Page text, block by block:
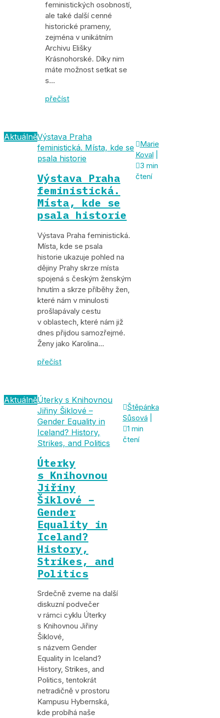
feministických osobností,
ale také další cenné
historické prameny,
zejména v unikátním
Archivu Elišky
Krásnohorské. Díky nim
máte možnost setkat se
s…
přečíst
AktuálněVýstava Praha
feministická. Místa, kde se
psala historie
Výstava Praha
feministická.
Místa, kde se
psala historie
Výstava Praha feministická.
Místa, kde se psala
historie ukazuje pohled na
dějiny Prahy skrze místa
spojená s českým ženským
hnutím a skrze příběhy žen,
které nám v minulosti
prošlapávaly cestu
v oblastech, které nám již
dnes přijdou samozřejmé.
Ženy jako Karolina…
přečíst
Marie
Koval
3 min
čtení
AktuálněÚterky s Knihovnou
Jiřiny Šiklové –
Gender Equality in
Iceland? History,
Strikes, and Politics
Úterky
s Knihovnou
Jiřiny
Šiklové –
Gender
Equality in
Iceland?
History,
Strikes, and
Politics
Srdečně zveme na další
diskuzní podvečer
v rámci cyklu Úterky
s Knihovnou Jiřiny
Šiklové,
s názvem Gender
Equality in Iceland?
History, Strikes, and
Politics, tentokrát
netradičně v prostoru
Kampusu Hybernská,
kde probíhá naše
Štěpánka
Sůsová
1 min
čtení